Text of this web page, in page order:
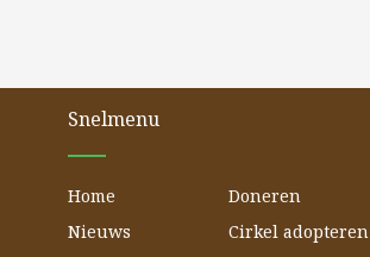
Snelmenu
Home
Nieuws
Doneren
Cirkel adopteren